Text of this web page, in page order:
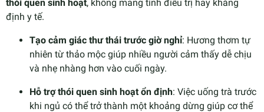
thói quen sinh hoạt, không mang tính điều trị hay khẳng
định y tế.
Tạo cảm giác thư thái trước giờ nghỉ: Hương thơm tự
nhiên từ thảo mộc giúp nhiều người cảm thấy dễ chịu
và nhẹ nhàng hơn vào cuối ngày.
Hỗ trợ thói quen sinh hoạt ổn định: Việc uống trà trước
khi ngủ có thể trở thành một khoảng dừng giúp cơ thể